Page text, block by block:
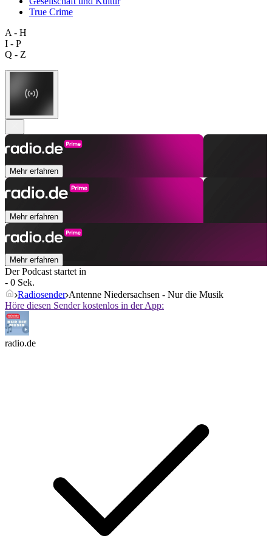
True Crime
A - H
I - P
Q - Z
Mehr erfahren
Mehr erfahren
Mehr erfahren
Der Podcast startet in
- 0 Sek.
Radiosender Antenne Niedersachsen - Nur die Musik
Höre diesen Sender kostenlos in der App:
radio.de